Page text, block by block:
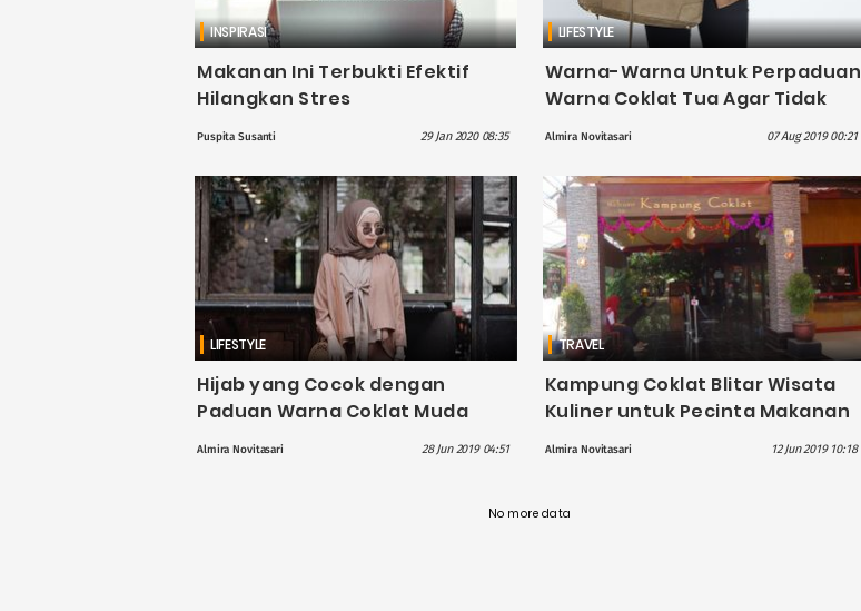
INSPIRASI
Makanan Ini Terbukti Efektif
Hilangkan Stres
Puspita Susanti 29 Jan 2020 08:35
LIFESTYLE
Warna-Warna Untuk Perpaduan
Warna Coklat Tua Agar Tidak
Tampil Kusam
Almira Novitasari 07 Aug 2019 00:21
LIFESTYLE
Hijab yang Cocok dengan
Paduan Warna Coklat Muda
Almira Novitasari 28 Jun 2019 04:51
TRAVEL
Kampung Coklat Blitar Wisata
Kuliner untuk Pecinta Makanan
Manis
Almira Novitasari 12 Jun 2019 10:18
No more data